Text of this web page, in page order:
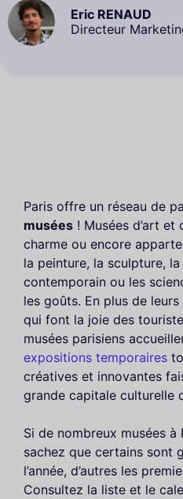
Eric RENAUD
Directeur
Paris offre un réseau de
musées ! Musées d’art et
charme ou encore
la peinture, la sculpture,
contemporain ou les
les goûts. En plus de
qui font la joie des
musées parisiens
expositions temporaires
créatives et innovantes
grande capitale culturelle
Si de nombreux musées
sachez que certains sont
l’année, d’autres les
Consultez la liste et le